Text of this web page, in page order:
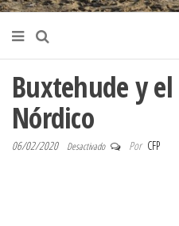
Buxtehude y
Nórdico
06/02/2020 Desactivado Por CFP